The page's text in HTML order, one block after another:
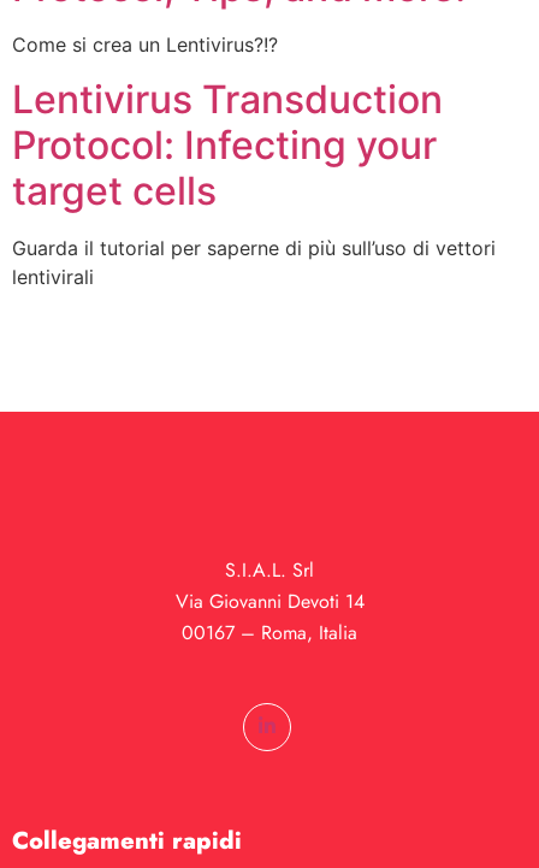
Come si crea un Lentivirus?!?
Lentivirus Transduction
Protocol: Infecting your
target cells
Guarda il tutorial per saperne di più sull’uso di vettori
lentivirali
S.I.A.L. Srl
Via Giovanni Devoti 14
00167 – Roma, Italia
Collegamenti rapidi